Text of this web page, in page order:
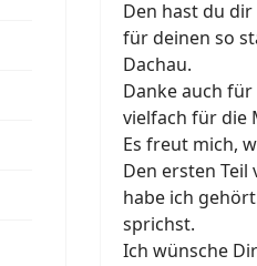
Den hast du
für deinen so
Dachau.
Danke auch
vielfach für die
Es freut mich,
Den ersten Teil
habe ich
sprichst.
Ich wünsche